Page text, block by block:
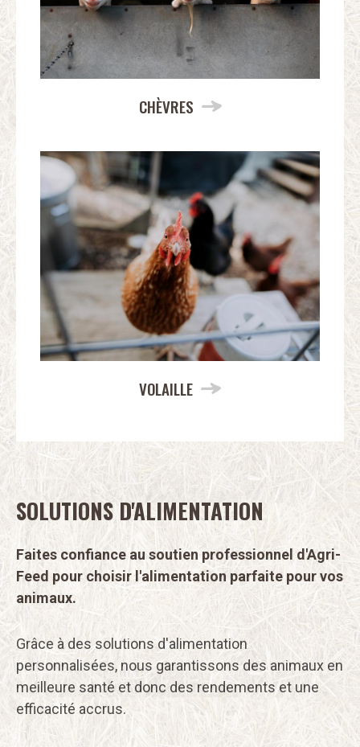
CHÈVRES
VOLAILLE
SOLUTIONS D'ALIMENTATION
Faites confiance au soutien professionnel d'Agri-
Feed pour choisir l'alimentation parfaite pour vos
animaux.
Grâce à des solutions d'alimentation
personnalisées, nous garantissons des animaux en
meilleure santé et donc des rendements et une
efficacité accrus.